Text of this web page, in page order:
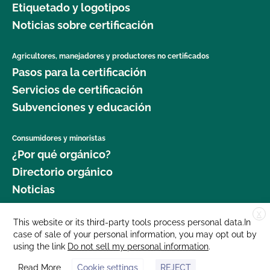
Etiquetado y logotipos
Noticias sobre certificación
Agricultores, manejadores y productores no certificados
Pasos para la certificación
Servicios de certificación
Subvenciones y educación
Consumidores y minoristas
¿Por qué orgánico?
Directorio orgánico
Noticias
Donar
Carreras profesionales
Sala de prensa
X
This website or its third-party tools process personal data.In
case of sale of your personal information, you may opt out by
using the link Do not sell my personal information.
Read More Cookie settings REJECT